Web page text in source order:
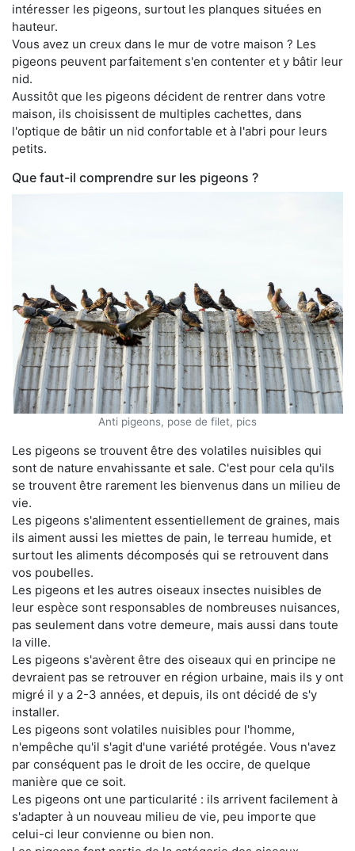
intéresser les pigeons, surtout les planques situées en
hauteur.
Vous avez un creux dans le mur de votre maison ? Les
pigeons peuvent parfaitement s'en contenter et y bâtir leur
nid.
Aussitôt que les pigeons décident de rentrer dans votre
maison, ils choisissent de multiples cachettes, dans
l'optique de bâtir un nid confortable et à l'abri pour leurs
petits.
Que faut-il comprendre sur les pigeons ?
Anti pigeons, pose de filet, pics
Les pigeons se trouvent être des volatiles nuisibles qui
sont de nature envahissante et sale. C'est pour cela qu'ils
se trouvent être rarement les bienvenus dans un milieu de
vie.
Les pigeons s'alimentent essentiellement de graines, mais
ils aiment aussi les miettes de pain, le terreau humide, et
surtout les aliments décomposés qui se retrouvent dans
vos poubelles.
Les pigeons et les autres oiseaux insectes nuisibles de
leur espèce sont responsables de nombreuses nuisances,
pas seulement dans votre demeure, mais aussi dans toute
la ville.
Les pigeons s'avèrent être des oiseaux qui en principe ne
devraient pas se retrouver en région urbaine, mais ils y ont
migré il y a 2-3 années, et depuis, ils ont décidé de s'y
installer.
Les pigeons sont volatiles nuisibles pour l'homme,
n'empêche qu'il s'agit d'une variété protégée. Vous n'avez
par conséquent pas le droit de les occire, de quelque
manière que ce soit.
Les pigeons ont une particularité : ils arrivent facilement à
s'adapter à un nouveau milieu de vie, peu importe que
celui-ci leur convienne ou bien non.